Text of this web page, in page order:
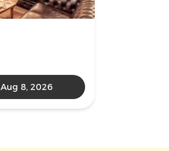
Aug 8, 2026